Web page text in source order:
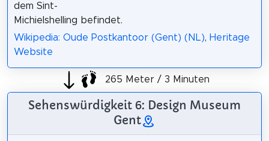
dem Sint-
Michielshelling befindet.
Wikipedia: Oude Postkantoor (Gent) (NL), Heritage
Website
265 Meter / 3 Minuten
Sehenswürdigkeit 6: Design Museum
Gent